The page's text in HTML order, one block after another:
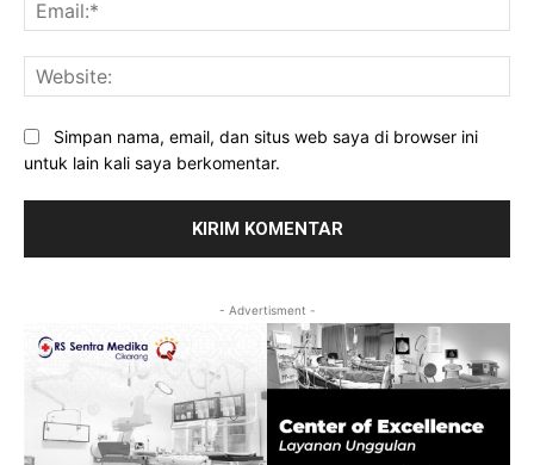
Simpan nama, email, dan situs web saya di browser ini
untuk lain kali saya berkomentar.
- Advertisment -